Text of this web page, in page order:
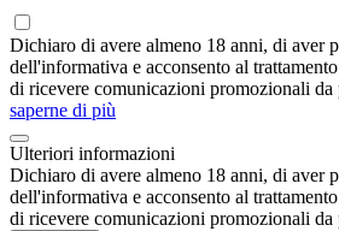
Dichiaro di avere almeno 18 anni, di aver
dell'informativa e acconsento al
di ricevere comunicazioni promozionali da
saperne di più
Ulteriori informazioni
Dichiaro di avere almeno 18 anni, di aver
dell'informativa e acconsento al
di ricevere comunicazioni promozionali da